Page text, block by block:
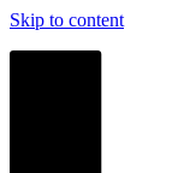
Skip to content